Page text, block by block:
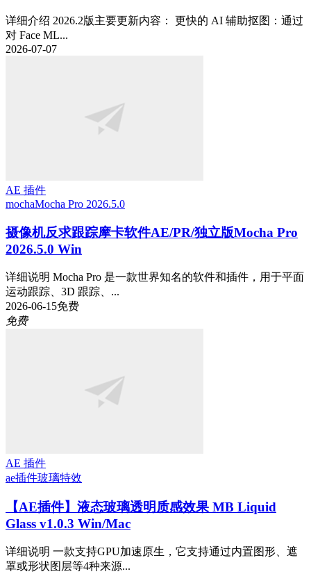
详细介绍 2026.2版主要更新内容： 更快的 AI 辅助抠图：通过
对 Face ML...
2026-07-07
AE 插件
mochaMocha Pro 2026.5.0
摄像机反求跟踪摩卡软件AE/PR/独立版Mocha Pro
2026.5.0 Win
详细说明 Mocha Pro 是一款世界知名的软件和插件，用于平面
运动跟踪、3D 跟踪、...
2026-06-15免费
免费
AE 插件
ae插件玻璃特效
【AE插件】液态玻璃透明质感效果 MB Liquid
Glass v1.0.3 Win/Mac
详细说明 一款支持GPU加速原生，它支持通过内置图形、遮
罩或形状图层等4种来源...